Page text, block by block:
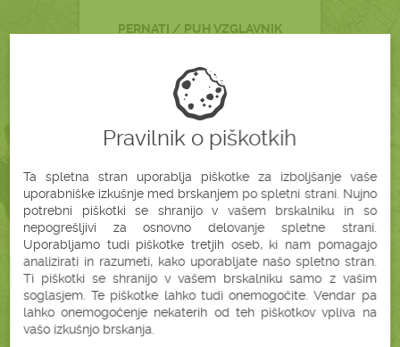
PERNATI / PUH VZGLAVNIK
78,80 €
brez DDV (64,59 €)
Podrobnosti
Pravilnik o piškotkih
Ta spletna stran uporablja piškotke za izboljšanje vaše
uporabniške izkušnje med brskanjem po spletni strani. Nujno
potrebni piškotki se shranijo v vašem brskalniku in so
nepogrešljivi za osnovno delovanje spletne strani.
Uporabljamo tudi piškotke tretjih oseb, ki nam pomagajo
analizirati in razumeti, kako uporabljate našo spletno stran.
Ti piškotki se shranijo v vašem brskalniku samo z vašim
soglasjem. Te piškotke lahko tudi onemogočite. Vendar pa
lahko onemogočenje nekaterih od teh piškotkov vpliva na
vašo izkušnjo brskanja.